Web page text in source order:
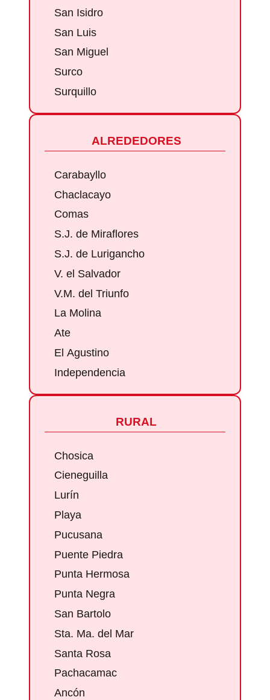
San Isidro
San Luis
San Miguel
Surco
Surquillo
ALREDEDORES
Carabayllo
Chaclacayo
Comas
S.J. de Miraflores
S.J. de Lurigancho
V. el Salvador
V.M. del Triunfo
La Molina
Ate
El Agustino
Independencia
RURAL
Chosica
Cieneguilla
Lurín
Playa
Pucusana
Puente Piedra
Punta Hermosa
Punta Negra
San Bartolo
Sta. Ma. del Mar
Santa Rosa
Pachacamac
Ancón